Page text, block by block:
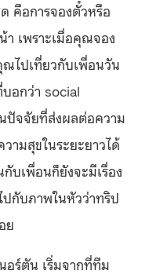
คือการจองตั๋วหรือ
เพราะเมื่อคุณจอง
ไปเที่ยวกับเพื่อนวัน
อกว่า social
ปัจจัยที่ส่งผลต่อความ
ามสุขในระยะยาวได้
บเพื่อนก็ยังจะมีเรื่อง
ปกับภาพในหัวว่าทริป
ย
อร์ตัน เริ่มจากที่ทีม